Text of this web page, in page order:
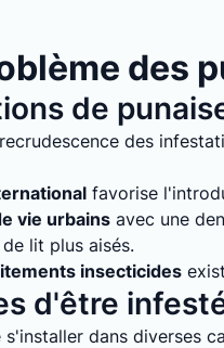
des
de
des
favorise
vie urbains avec une
lit plus aisés.
insecticides
d'être
dans diverses